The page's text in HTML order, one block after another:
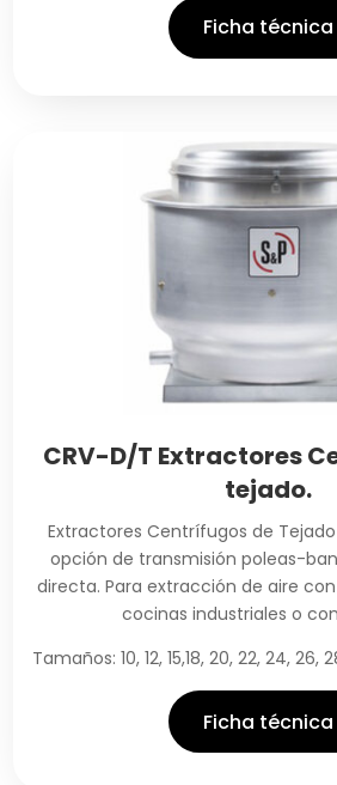
Ficha técnica
CRV-D/T Extractores
tejado.
Extractores Centrífugos de
opción de transmisión poleas-
directa. Para extracción de aire
cocinas industriales o
Tamaños: 10, 12, 15,18, 20, 22, 24, 26,
Ficha técnica